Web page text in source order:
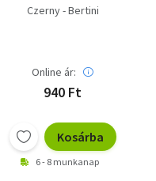
Czerny - Bertini
Online ár:
940 Ft
Kosárba
6 - 8 munkanap